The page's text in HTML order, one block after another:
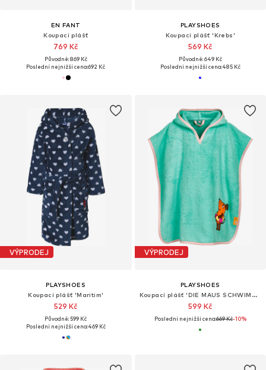
EN FANT
Koupací plášť
769 Kč
Původně: 869 Kč
Poslední nejnižší cena:692 Kč
PLAYSHOES
Koupací plášť 'Krebs'
569 Kč
Původně: 649 Kč
Poslední nejnižší cena:485 Kč
VÝPRODEJ
PLAYSHOES
Koupací plášť 'Maritim'
529 Kč
Původně: 599 Kč
Poslední nejnižší cena:469 Kč
VÝPRODEJ
PLAYSHOES
Koupací plášť 'DIE MAUS SCHWIMMRING'
599 Kč
Poslední nejnižší cena:669 Kč-10%